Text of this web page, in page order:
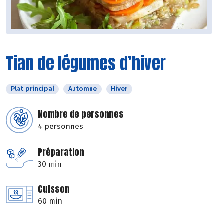
Tian de légumes d’hiver
Plat principal Automne Hiver
Nombre de personnes
4 personnes
Préparation
30 min
Cuisson
60 min